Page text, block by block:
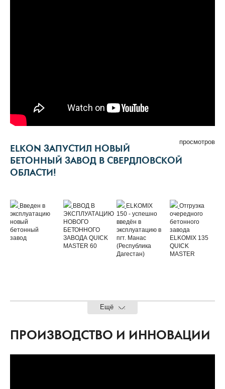
просмотров
ELKON ЗАПУСТИЛ НОВЫЙ
БЕТОННЫЙ ЗАВОД В СВЕРДЛОВСКОЙ
ОБЛАСТИ!
Введен в
эксплуатацию
новый
бетонный
завод
ВВОД В
ЭКСПЛУАТАЦИЮ
НОВОГО
БЕТОННОГО
ЗАВОДА QUICK
MASTER 60
ELKOMIX
150 - успешно
введён в
эксплуатацию в
пгт. Манас
(Республика
Дагестан)
Отгрузка
очередного
бетонного
завода
ELKOMIX 135
QUICK
MASTER
Ещё
ПРОИЗВОДСТВО И ИННОВАЦИИ